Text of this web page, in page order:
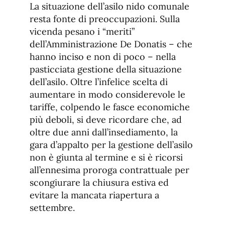
La situazione dell’asilo nido comunale
resta fonte di preoccupazioni. Sulla
vicenda pesano i “meriti”
dell’Amministrazione De Donatis – che
hanno inciso e non di poco – nella
pasticciata gestione della situazione
dell’asilo. Oltre l’infelice scelta di
aumentare in modo considerevole le
tariffe, colpendo le fasce economiche
più deboli, si deve ricordare che, ad
oltre due anni dall’insediamento, la
gara d’appalto per la gestione dell’asilo
non è giunta al termine e si è ricorsi
all’ennesima proroga contrattuale per
scongiurare la chiusura estiva ed
evitare la mancata riapertura a
settembre.